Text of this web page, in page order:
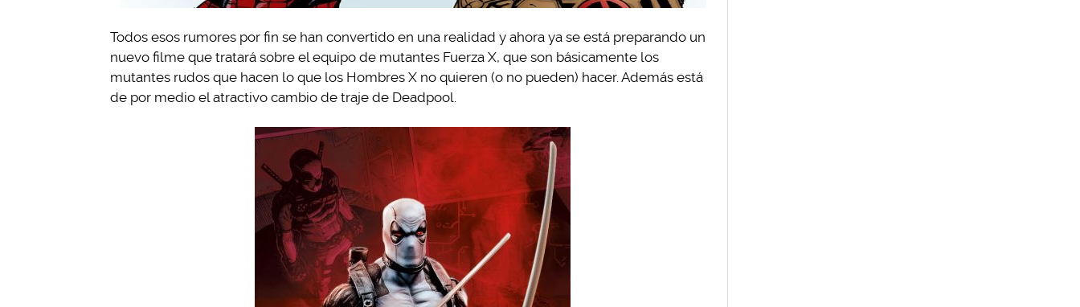
Todos esos rumores por fin se han convertido en una realidad y ahora ya se está preparando un
nuevo filme que tratará sobre el equipo de mutantes Fuerza X, que son básicamente los
mutantes rudos que hacen lo que los Hombres X no quieren (o no pueden) hacer. Además está
de por medio el atractivo cambio de traje de Deadpool.